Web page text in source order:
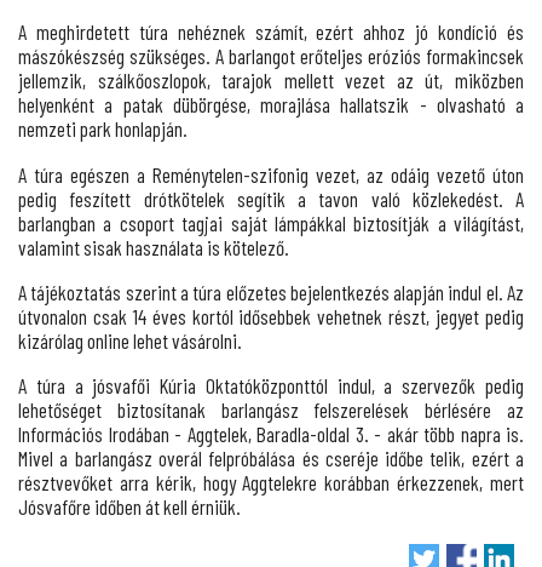
A meghirdetett túra nehéznek számít, ezért ahhoz jó kondíció és
mászókészség szükséges. A barlangot erőteljes eróziós formakincsek
jellemzik, szálkőoszlopok, tarajok mellett vezet az út, miközben
helyenként a patak dübörgése, morajlása hallatszik - olvasható a
nemzeti park honlapján.
A túra egészen a Reménytelen-szifonig vezet, az odáig vezető úton
pedig feszített drótkötelek segítik a tavon való közlekedést. A
barlangban a csoport tagjai saját lámpákkal biztosítják a világítást,
valamint sisak használata is kötelező.
A tájékoztatás szerint a túra előzetes bejelentkezés alapján indul el. Az
útvonalon csak 14 éves kortól idősebbek vehetnek részt, jegyet pedig
kizárólag online lehet vásárolni.
A túra a jósvafői Kúria Oktatóközponttól indul, a szervezők pedig
lehetőséget biztosítanak barlangász felszerelések bérlésére az
Információs Irodában - Aggtelek, Baradla-oldal 3. - akár több napra is.
Mivel a barlangász overál felpróbálása és cseréje időbe telik, ezért a
résztvevőket arra kérik, hogy Aggtelekre korábban érkezzenek, mert
Jósvafőre időben át kell érniük.